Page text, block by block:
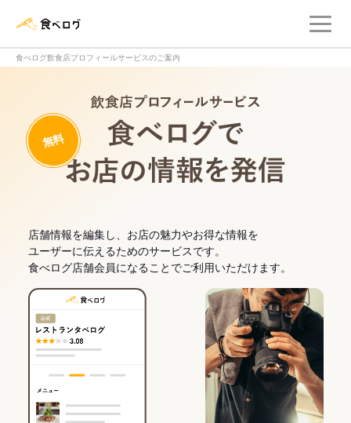
食べログ飲食店プロフィールサービスのご案内
無料
店舗情報を編集し、お店の魅力やお得な情報を
ユーザーに伝えるためのサービスです。
食べログ店舗会員になることでご利用いただけます。